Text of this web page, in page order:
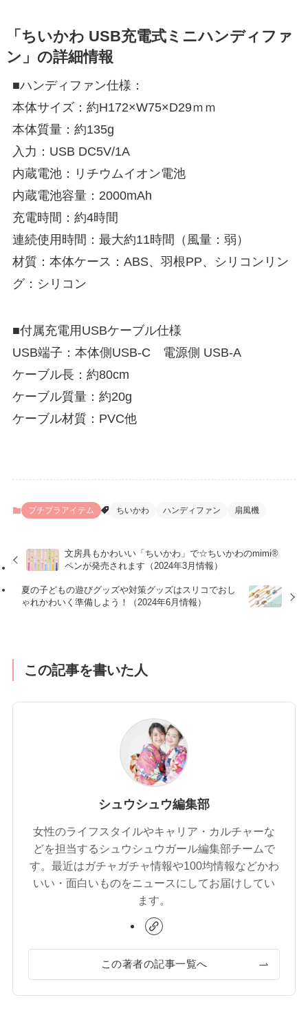
「ちいかわ USB充電式ミニハンディファ
ン」の詳細情報
■ハンディファン仕様：
本体サイズ：約H172×W75×D29ｍｍ
本体質量：約135g
入力：USB DC5V/1A
内蔵電池：リチウムイオン電池
内蔵電池容量：2000mAh
充電時間：約4時間
連続使用時間：最大約11時間（風量：弱）
材質：本体ケース：ABS、羽根PP、シリコンリン
グ：シリコン
■付属充電用USBケーブル仕様
USB端子：本体側USB-C 電源側 USB-A
ケーブル長：約80cm
ケーブル質量：約20g
ケーブル材質：PVC他
プチプラアイテム ちいかわ ハンディファン 扇風機
文房具もかわいい「ちいかわ」で☆ちいかわのmimi®
ペンが発売されます（2024年3月情報）
夏の子どもの遊びグッズや対策グッズはスリコでおし
ゃれかわいく準備しよう！（2024年6月情報）
この記事を書いた人
シュウシュウ編集部
女性のライフスタイルやキャリア・カルチャーな
どを担当するシュウシュウガール編集部チームで
す。最近はガチャガチャ情報や100均情報などかわ
いい・面白いものをニュースにしてお届けしてい
ます。
この著者の記事一覧へ